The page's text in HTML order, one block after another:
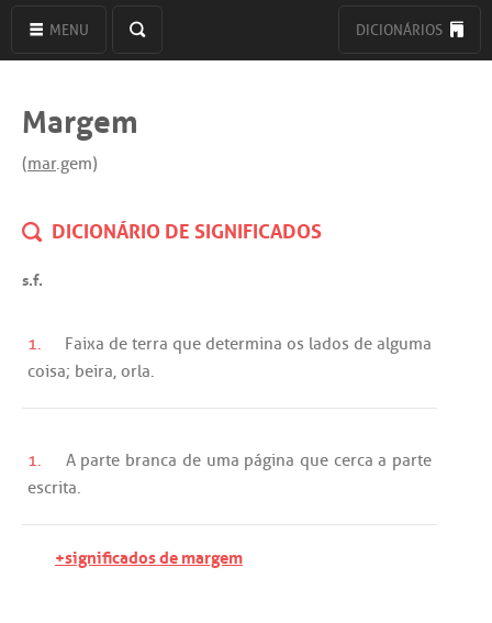
MENU DICIONÁRIOS
Margem
(mar.gem)
DICIONÁRIO DE SIGNIFICADOS
s.f.
1. Faixa de terra que determina os lados de alguma
coisa; beira, orla.
1. A parte branca de uma página que cerca a parte
escrita.
+significados de margem